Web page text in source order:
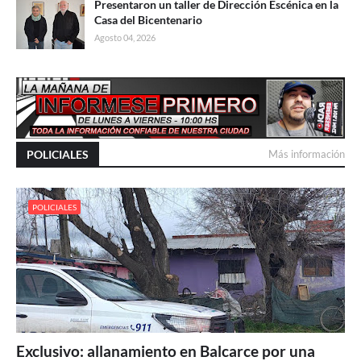
Presentaron un taller de Dirección Escénica en la
Casa del Bicentenario
Agosto 04, 2026
POLICIALES Más información
POLICIALES
Exclusivo: allanamiento en Balcarce por una